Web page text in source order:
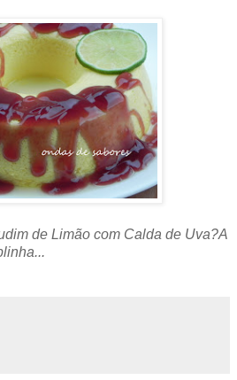
de Limão com Calda de Uva?A